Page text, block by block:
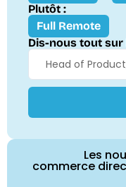
Plutôt :
Full Remote
Dis-nous tout
Les
commerce